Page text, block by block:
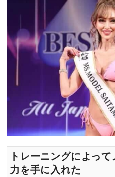
トレーニングによっ
力を手に入れた